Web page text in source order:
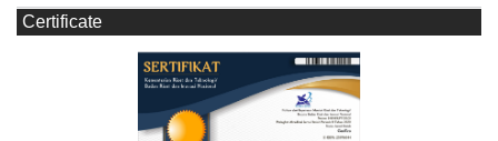
Certificate